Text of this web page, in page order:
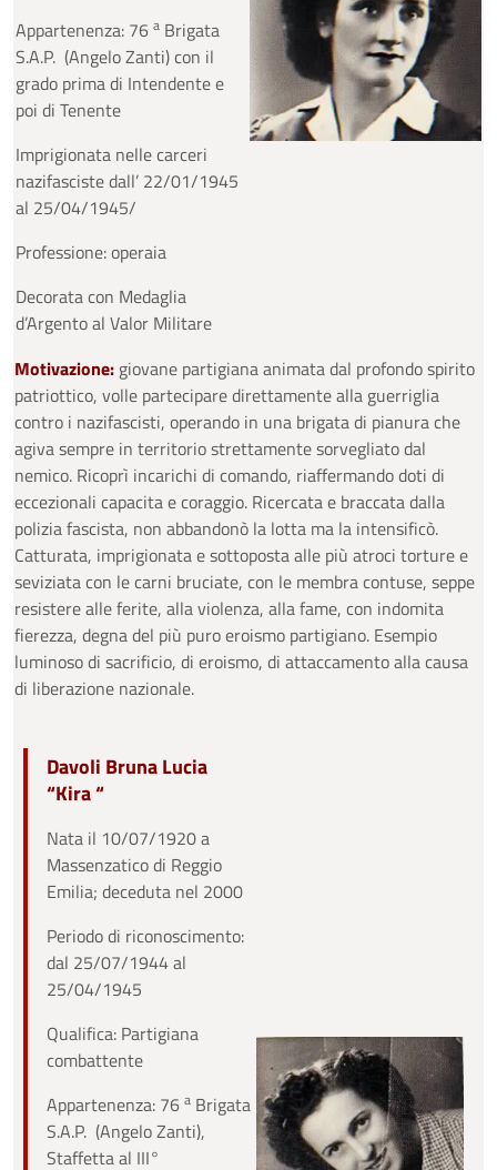
Appartenenza: 76 a Brigata
S.A.P. (Angelo Zanti) con il
grado prima di Intendente e
poi di Tenente
Imprigionata nelle carceri
nazifasciste dall’ 22/01/1945
al 25/04/1945/
Professione: operaia
Decorata con Medaglia
d’Argento al Valor Militare
Motivazione: giovane partigiana animata dal profondo spirito
patriottico, volle partecipare direttamente alla guerriglia
contro i nazifascisti, operando in una brigata di pianura che
agiva sempre in territorio strettamente sorvegliato dal
nemico. Ricoprì incarichi di comando, riaffermando doti di
eccezionali capacita e coraggio. Ricercata e braccata dalla
polizia fascista, non abbandonò la lotta ma la intensificò.
Catturata, imprigionata e sottoposta alle più atroci torture e
seviziata con le carni bruciate, con le membra contuse, seppe
resistere alle ferite, alla violenza, alla fame, con indomita
fierezza, degna del più puro eroismo partigiano. Esempio
luminoso di sacrificio, di eroismo, di attaccamento alla causa
di liberazione nazionale.
Davoli Bruna Lucia
“Kira “
Nata il 10/07/1920 a
Massenzatico di Reggio
Emilia; deceduta nel 2000
Periodo di riconoscimento:
dal 25/07/1944 al
25/04/1945
Qualifica: Partigiana
combattente
Appartenenza: 76 a Brigata
S.A.P. (Angelo Zanti),
Staffetta al III°